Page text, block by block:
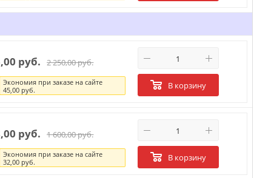
руб. 2 250,00 руб.
Экономия при заказе на сайте
45,00 руб.
В корзину
руб. 1 600,00 руб.
Экономия при заказе на сайте
32,00 руб.
В корзину